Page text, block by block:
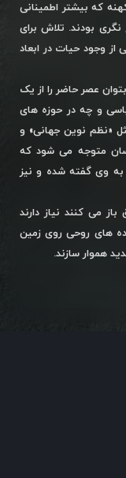
که بیشتر اطمینانی
بودند. تلاش برای
وجود حیات در ابعاد
عصر حاضر را از یک
و چه در حوزه های
«نظم نوین جهانی» و
متوجه می شود که
به وی گفته شده و نیز
می کنند نیاز دارند
های روحی روی زمین
هموار سازند.